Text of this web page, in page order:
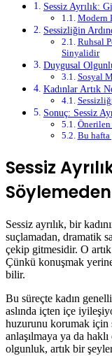
Sessiz Ayrılık:
Modern
Sessizliğin
Ruhsal
Sinyalidir
Duygusal
Sosyal
Kadınlar Artık
Sonuç: Sessiz
Bu
Sessiz
Sessiz ayrılık, bir
suçlamadan, dramatik
çekip gitmesidir. O
Çünkü konuşmak
bilir.
Bu süreçte kadın
aslında içten içe
huzurunu korumak için
anlaşılmaya ya da
olgunluk, artık bir